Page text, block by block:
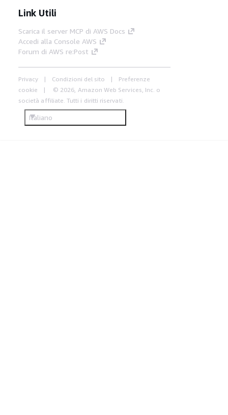
Link Utili
Scarica il server MCP di AWS Docs
Accedi alla Console AWS
Forum di AWS re:Post
Privacy Condizioni del sito
Preferenze
cookie
© 2026, Amazon Web Services, Inc. o
società affiliate. Tutti i diritti riservati.
Italiano